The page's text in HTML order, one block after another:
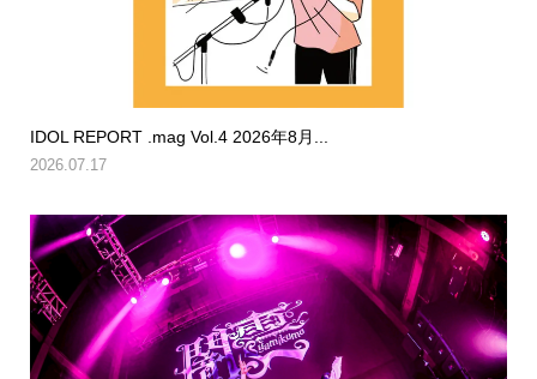
IDOL REPORT .mag Vol.4 2026年8月...
2026.07.17